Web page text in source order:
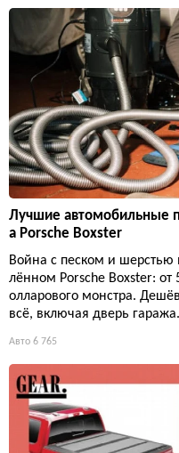
Лучшие автомобильные
а Porsche Boxster
Война с песком и шерстью
лённом Porsche Boxster:
олларового монстра.
всё, включая дверь гаража.
Авто 6 765